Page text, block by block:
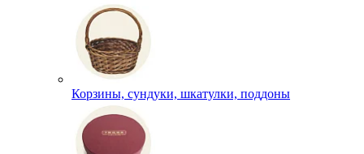
Корзины, сундуки, шкатулки, поддоны